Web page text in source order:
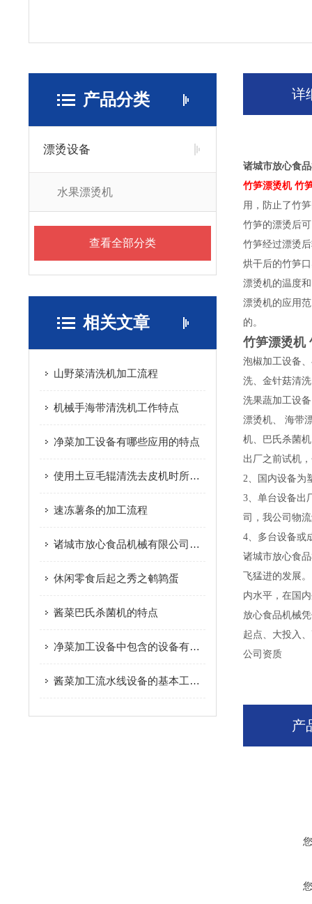
产品分类
漂烫设备
水果漂烫机
查看全部分类
相关文章
山野菜清洗机加工流程
机械手海带清洗机工作特点
净菜加工设备有哪些应用的特点
使用土豆毛辊清洗去皮机时所需要注意的日常维护保养方法
速冻薯条的加工流程
诸城市放心食品机械有限公司风干机工作原理及注意事项
休闲零食后起之秀之鹌鹑蛋
酱菜巴氏杀菌机的特点
净菜加工设备中包含的设备有哪些
酱菜加工流水线设备的基本工序您知道多少
详
诸城市放心食
竹笋漂烫机 竹
用，防止了竹
竹笋的漂烫后
竹笋经过漂烫
烘干后的竹笋
漂烫机的温度
漂烫机的应用
的。
竹笋漂烫机
泡椒加工设备
洗、金针菇清
洗果蔬加工设
漂烫机、 海带
机、巴氏杀菌
出厂之前试机
2、国内设备为
3、单台设备出
司，我公司物
4、多台设备或
诸城市放心食
飞猛进的发展
内水平，在国
放心食品机械
起点、大投入
公司资质
产